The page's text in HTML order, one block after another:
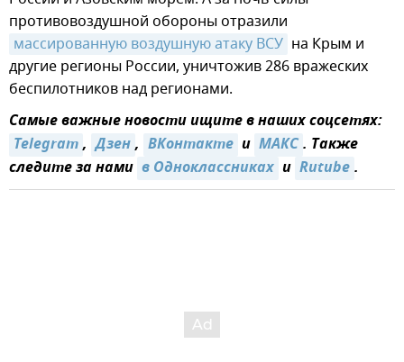
противовоздушной обороны отразили
массированную воздушную атаку ВСУ на Крым и
другие регионы России, уничтожив 286 вражеских
беспилотников над регионами.
Самые важные новости ищите в наших соцсетях:
Telegram, Дзен, ВКонтакте и МАКС. Также
следите за нами в Одноклассниках и Rutube.